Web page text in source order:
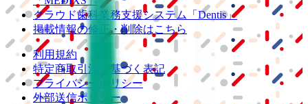
クラウド歯科業務支援システム
「Dentis」
掲載情報の修正・削除はこちら
利用規約
特定商取引法に基づく表記
プライバシーポリシー
外部送信ポリシー